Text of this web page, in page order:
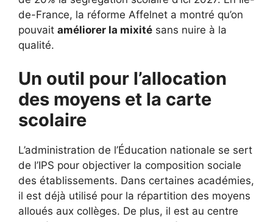
de-France, la réforme Affelnet a montré qu’on
pouvait améliorer la mixité sans nuire à la
qualité.
Un outil pour l’allocation
des moyens et la carte
scolaire
L’administration de l’Éducation nationale se sert
de l’IPS pour objectiver la composition sociale
des établissements. Dans certaines académies,
il est déjà utilisé pour la répartition des moyens
alloués aux collèges. De plus, il est au centre